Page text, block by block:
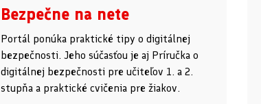
Bezpečne na nete
Portál ponúka praktické tipy o digitálnej
bezpečnosti. Jeho súčasťou je aj Príručka o
digitálnej bezpečnosti pre učiteľov 1. a 2.
stupňa a praktické cvičenia pre žiakov.